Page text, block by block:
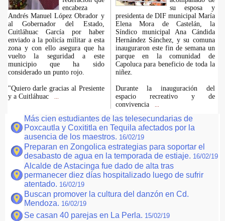
encabeza
Andrés Manuel López Obrador y
al Gobernador del Estado,
Cuitláhuac García por haber
enviado a la policía militar a esta
zona y con ello asegura que ha
vuelto la seguridad a este
municipio que ha sido
considerado un punto rojo.
"Quiero darle gracias al Presiente
y a Cuitláhuac
su esposa y
presidenta de DIF municipal María
Elena Mora de Castelán, la
Síndico municipal Ana Cándida
Hernández Sánchez, y su comuna
inauguraron este fin de semana un
parque en la comunidad de
Capoluca para beneficio de toda la
niñez.
Durante la inauguración del
espacio recreativo y de
convivencia
Más cien estudiantes de las telesecundarias de
Poxcautla y Coxititla en Tequila afectados por la
ausencia de los maestros. 16/02/19
Preparan en Zongolica estrategias para soportar el
desabasto de agua en la temporada de estiaje. 16/02/19
Alcalde de Astacinga fue dado de alta tras
permanecer diez días hospitalizado luego de sufrir
atentado. 16/02/19
Buscan promover la cultura del danzón en Cd.
Mendoza. 16/02/19
Se casan 40 parejas en La Perla. 15/02/19